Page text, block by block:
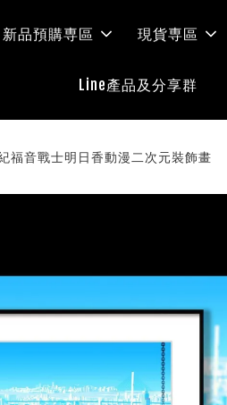
新品預購専區 現貨専區
Line產品及分享群
福音戰士明日香動漫二次元裝飾畫